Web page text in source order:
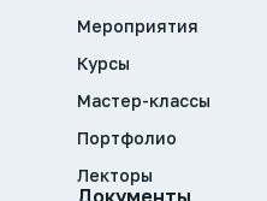
Мероприятия
Курсы
Мастер-классы
Портфолио
Лекторы
Документы